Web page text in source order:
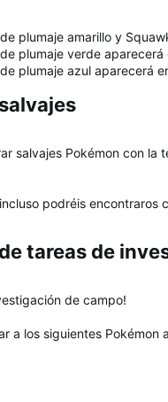
plumaje amarillo y
plumaje verde aparecerá
plumaje azul aparecerá
salvajes Pokémon con
podréis encontraros
tareas de
de campo!
a los siguientes